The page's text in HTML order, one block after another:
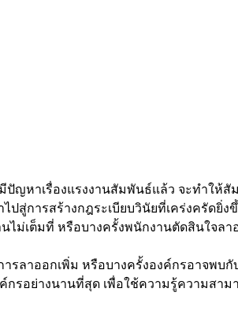
ปัญหาเรื่องแรงงานสัมพันธ์แล้ว จะทำให้
สู่การสร้างกฎระเบียบวินัยที่เคร่งครัดยิ่
ม่เต็มที่ หรือบางครั้งพนักงานตัดสินใจลา
รลาออกเพิ่ม หรือบางครั้งองค์กรอาจพบ
รอย่างนานที่สุด เพื่อใช้ความรู้ความสาม